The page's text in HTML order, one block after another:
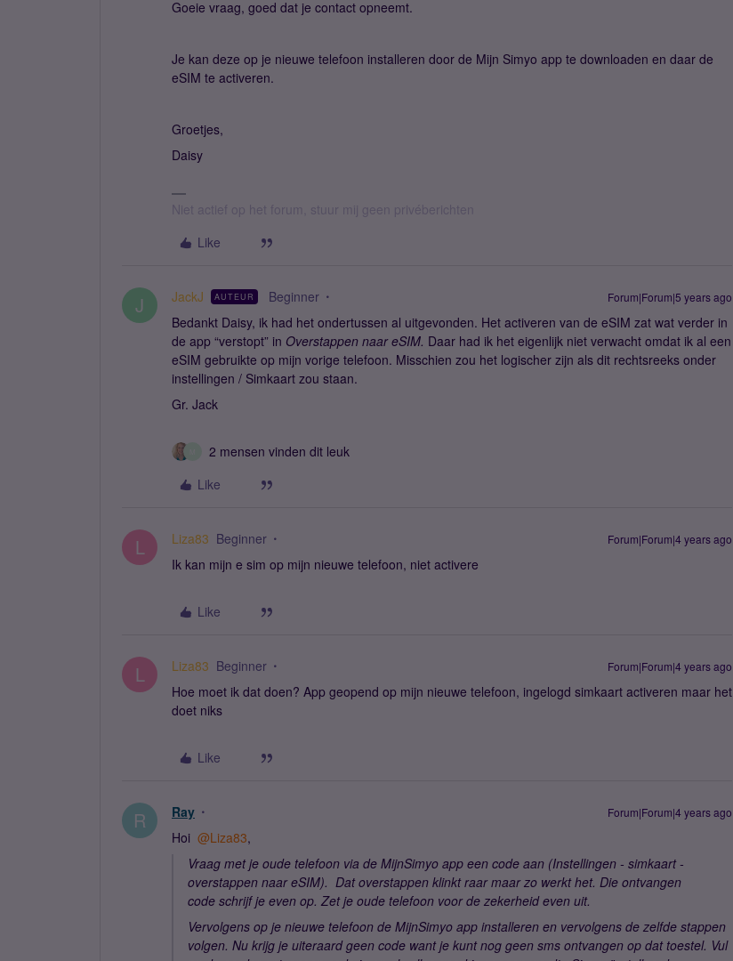
Goeie vraag, goed dat je contact opneemt.
Je kan deze op je nieuwe telefoon installeren door de Mijn Simyo app te downloaden en daar de
eSIM te activeren.
Groetjes,
Daisy
Niet actief op het forum, stuur mij geen privéberichten
Like
J JackJ AUTEUR Beginner Forum|Forum|5 years ago
Bedankt Daisy, ik had het ondertussen al uitgevonden. Het activeren van de eSIM zat wat verder in
de app “verstopt” in Overstappen naar eSIM. Daar had ik het eigenlijk niet verwacht omdat ik al een
eSIM gebruikte op mijn vorige telefoon. Misschien zou het logischer zijn als dit rechtsreeks onder
instellingen / Simkaart zou staan.
Gr. Jack
2 mensen vinden dit leuk
Like
L Liza83 Beginner Forum|Forum|4 years ago
Ik kan mijn e sim op mijn nieuwe telefoon, niet activere
Like
L Liza83 Beginner Forum|Forum|4 years ago
Hoe moet ik dat doen? App geopend op mijn nieuwe telefoon, ingelogd simkaart activeren maar het
doet niks
Like
R Ray Forum|Forum|4 years ago
Hoi @Liza83,
Vraag met je oude telefoon via de MijnSimyo app een code aan (Instellingen - simkaart -
overstappen naar eSIM). Dat overstappen klinkt raar maar zo werkt het. Die ontvangen
code schrijf je even op. Zet je oude telefoon voor de zekerheid even uit.
Vervolgens op je nieuwe telefoon de MijnSimyo app installeren en vervolgens de zelfde stappen
volgen. Nu krijg je uiteraard geen code want je kunt nog geen sms ontvangen op dat toestel. Vul